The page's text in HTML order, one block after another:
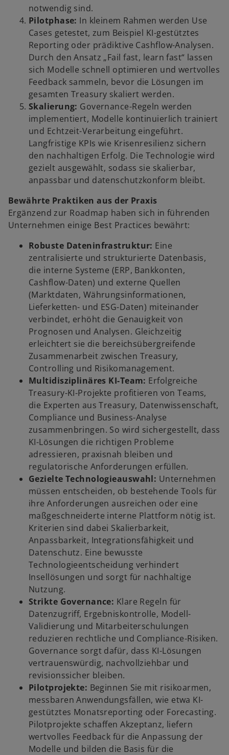
notwendig sind.
Pilotphase: In kleinem Rahmen werden Use
Cases getestet, zum Beispiel KI-gestütztes
Reporting oder prädiktive Cashflow-Analysen.
Durch den Ansatz „Fail fast, learn fast“ lassen
sich Modelle schnell optimieren und wertvolles
Feedback sammeln, bevor die Lösungen im
gesamten Treasury skaliert werden.
Skalierung: Governance-Regeln werden
implementiert, Modelle kontinuierlich trainiert
und Echtzeit-Verarbeitung eingeführt.
Langfristige KPIs wie Krisenresilienz sichern
den nachhaltigen Erfolg. Die Technologie wird
gezielt ausgewählt, sodass sie skalierbar,
anpassbar und datenschutzkonform bleibt.
Bewährte Praktiken aus der Praxis
Ergänzend zur Roadmap haben sich in führenden
Unternehmen einige Best Practices bewährt:
Robuste Dateninfrastruktur: Eine
zentralisierte und strukturierte Datenbasis,
die interne Systeme (ERP, Bankkonten,
Cashflow-Daten) und externe Quellen
(Marktdaten, Währungsinformationen,
Lieferketten- und ESG-Daten) miteinander
verbindet, erhöht die Genauigkeit von
Prognosen und Analysen. Gleichzeitig
erleichtert sie die bereichsübergreifende
Zusammenarbeit zwischen Treasury,
Controlling und Risikomanagement.
Multidisziplinäres KI-Team: Erfolgreiche
Treasury-KI-Projekte profitieren von Teams,
die Experten aus Treasury, Datenwissenschaft,
Compliance und Business-Analyse
zusammenbringen. So wird sichergestellt, dass
KI-Lösungen die richtigen Probleme
adressieren, praxisnah bleiben und
regulatorische Anforderungen erfüllen.
Gezielte Technologieauswahl: Unternehmen
müssen entscheiden, ob bestehende Tools für
ihre Anforderungen ausreichen oder eine
maßgeschneiderte interne Plattform nötig ist.
Kriterien sind dabei Skalierbarkeit,
Anpassbarkeit, Integrationsfähigkeit und
Datenschutz. Eine bewusste
Technologieentscheidung verhindert
Insellösungen und sorgt für nachhaltige
Nutzung.
Strikte Governance: Klare Regeln für
Datenzugriff, Ergebniskontrolle, Modell-
Validierung und Mitarbeiterschulungen
reduzieren rechtliche und Compliance-Risiken.
Governance sorgt dafür, dass KI-Lösungen
vertrauenswürdig, nachvollziehbar und
revisionssicher bleiben.
Pilotprojekte: Beginnen Sie mit risikoarmen,
messbaren Anwendungsfällen, wie etwa KI-
gestütztes Monatsreporting oder Forecasting.
Pilotprojekte schaffen Akzeptanz, liefern
wertvolles Feedback für die Anpassung der
Modelle und bilden die Basis für die